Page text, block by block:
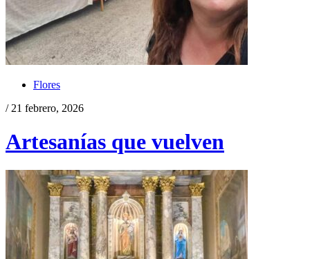
Flores
/ 21 febrero, 2026
Artesanías que vuelven